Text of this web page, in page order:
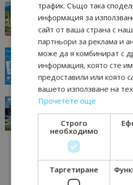
“Пощенска картичка
11/07/2026
“Пощенска картичка
23/06/2026
“Пощенска картичка
Перник 17/06/2026
трафик. Също така
информация за
сайт от ваша страна с
партньори за реклама и
може да я комбинират с
информация, която сте им
предоставили или която
вашето използване на
Прочетете още
Строго
необходимо
Таргетиране